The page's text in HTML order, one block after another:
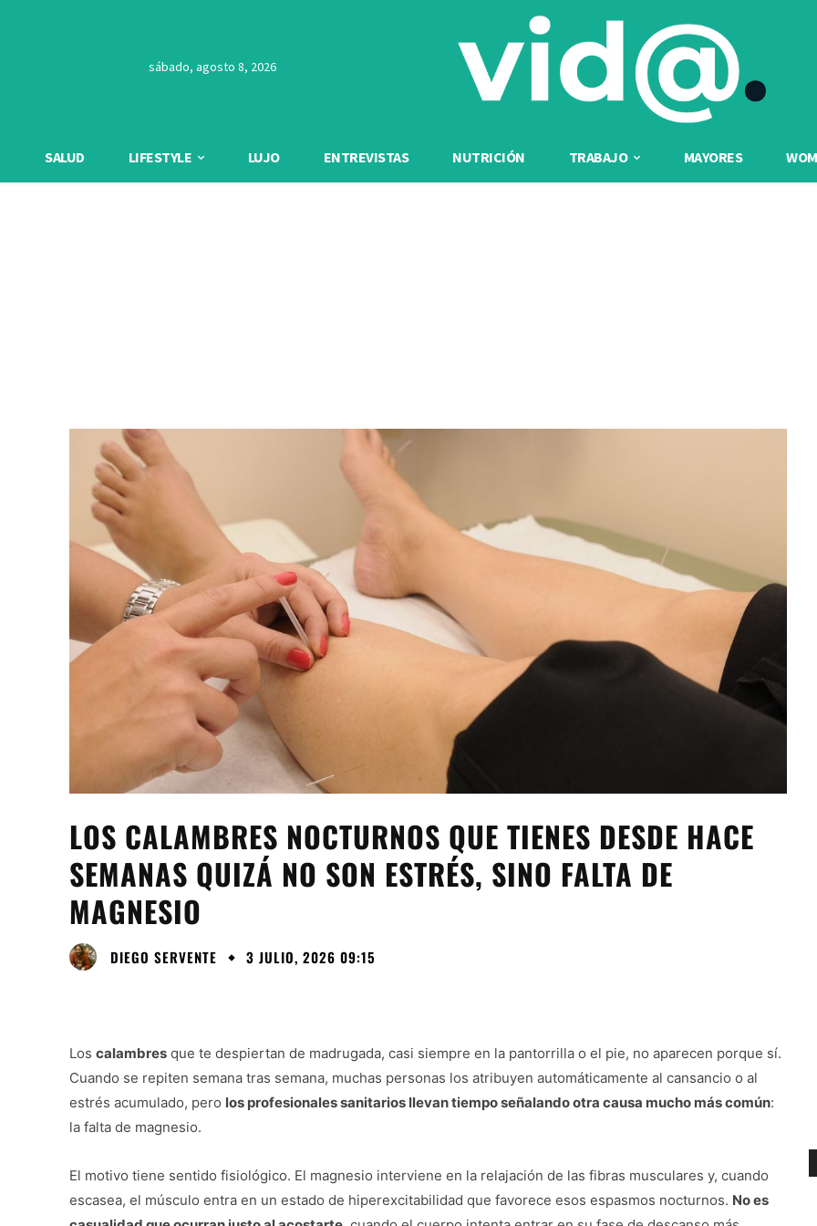
sábado, agosto 8, 2026
SALUD LIFESTYLE LUJO ENTREVISTAS NUTRICIÓN TRABAJO MAYORES
LOS CALAMBRES NOCTURNOS QUE TIENES DESDE HACE
SEMANAS QUIZÁ NO SON ESTRÉS, SINO FALTA DE
MAGNESIO
DIEGO SERVENTE 3 JULIO, 2026 09:15
Los calambres que te despiertan de madrugada, casi siempre en la pantorrilla o el pie, no aparecen porque sí.
Cuando se repiten semana tras semana, muchas personas los atribuyen automáticamente al cansancio o al
estrés acumulado, pero los profesionales sanitarios llevan tiempo señalando otra causa mucho más común:
la falta de magnesio.
El motivo tiene sentido fisiológico. El magnesio interviene en la relajación de las fibras musculares y, cuando
escasea, el músculo entra en un estado de hiperexcitabilidad que favorece esos espasmos nocturnos. No es